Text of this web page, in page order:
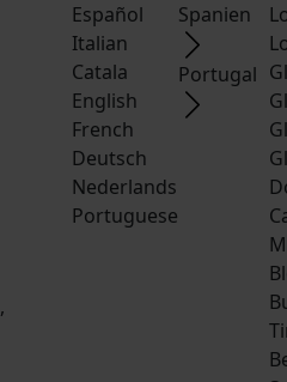
,
Español
Italian
Catala
English
French
Deutsch
Nederlands
Portuguese
Spanien
Portugal